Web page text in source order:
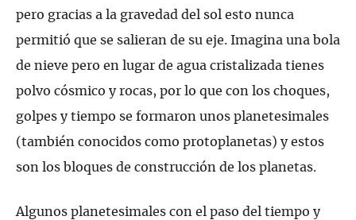
pero gracias a la gravedad del sol esto nunca
permitió que se salieran de su eje. Imagina una bola
de nieve pero en lugar de agua cristalizada tienes
polvo cósmico y rocas, por lo que con los choques,
golpes y tiempo se formaron unos planetesimales
(también conocidos como protoplanetas) y estos
son los bloques de construcción de los planetas.
Algunos planetesimales con el paso del tiempo y